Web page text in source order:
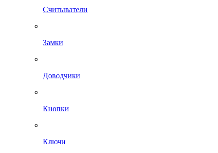
Считыватели
Замки
Доводчики
Кнопки
Ключи